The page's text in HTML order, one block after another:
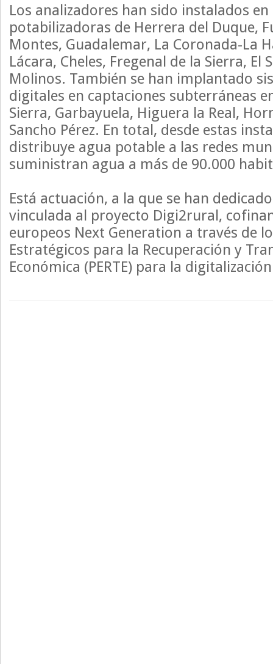
Los analizadores han sido instalados
potabilizadoras de Herrera del Duque,
Montes, Guadalemar, La Coronada-La
Lácara, Cheles, Fregenal de la Sierra, El
Molinos. También se han implantado
digitales en captaciones subterráneas
Sierra, Garbayuela, Higuera la Real,
Sancho Pérez. En total, desde estas
distribuye agua potable a las redes
suministran agua a más de 90.000
Está actuación, a la que se han
vinculada al proyecto Digi2rural,
europeos Next Generation a través de
Estratégicos para la Recuperación y
Económica (PERTE) para la